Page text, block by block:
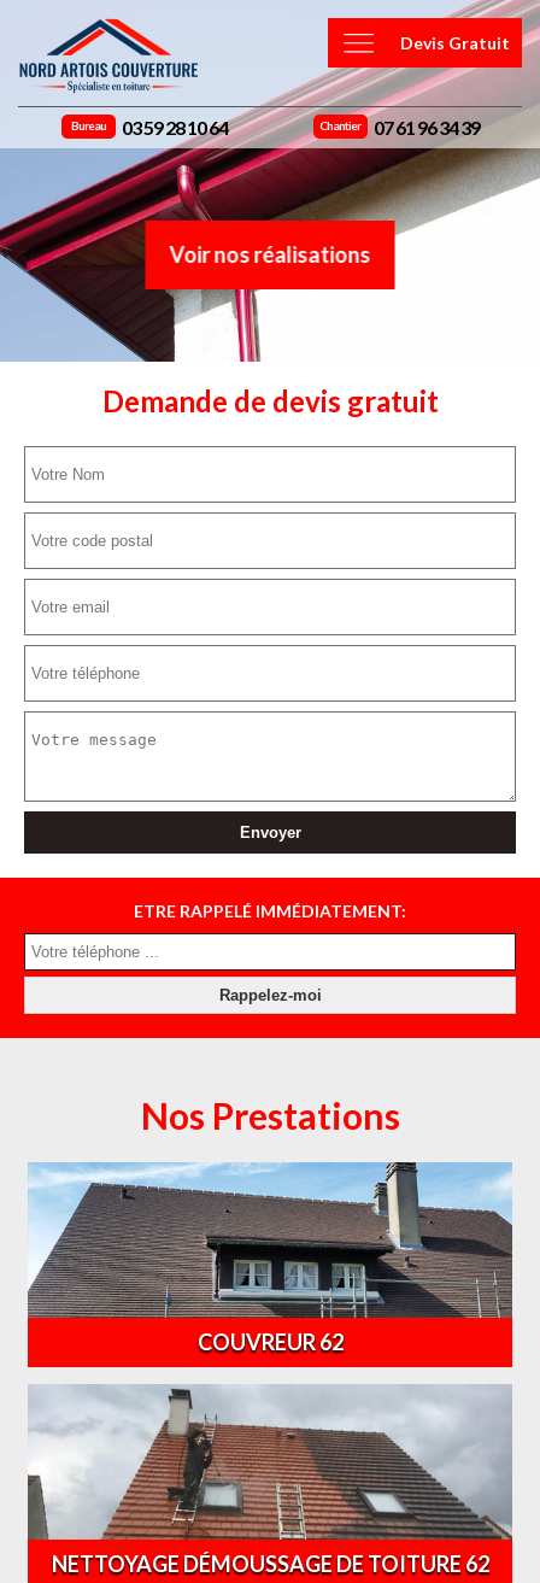
Devis Gratuit
Bureau 03 59 28 10 64 Chantier 07 61 96 34 39
Voir nos réalisations
Demande de devis gratuit
ETRE RAPPELÉ IMMÉDIATEMENT:
Nos Prestations
COUVREUR 62
NETTOYAGE DÉMOUSSAGE DE TOITURE 62